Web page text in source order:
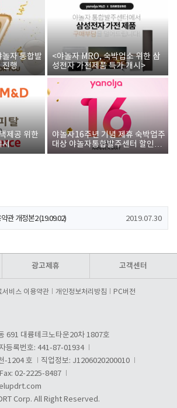
자 통합발
진행
<야놀자 MRO, 숙박업소 위한 삼
성전자 가전제품 특가 개시>
제공 위한
시
야놀자16주년 기념 제휴 숙박업주
대상 야놀자통합발주센터 할인쿠
폰 증정
개정본1 (19.09.02)
관 개정본2 (19.09.02) 2019.07.30
광고제휴 고객센터
서비스 이용약관 개인정보처리방침 PC버전
691 대륭테크노타운20차 1807호
등록번호: 441-87-01934
-1204 호
직업정보: J1206020200010
Fax: 02-2225-8487
Corp. All Right Reserved.